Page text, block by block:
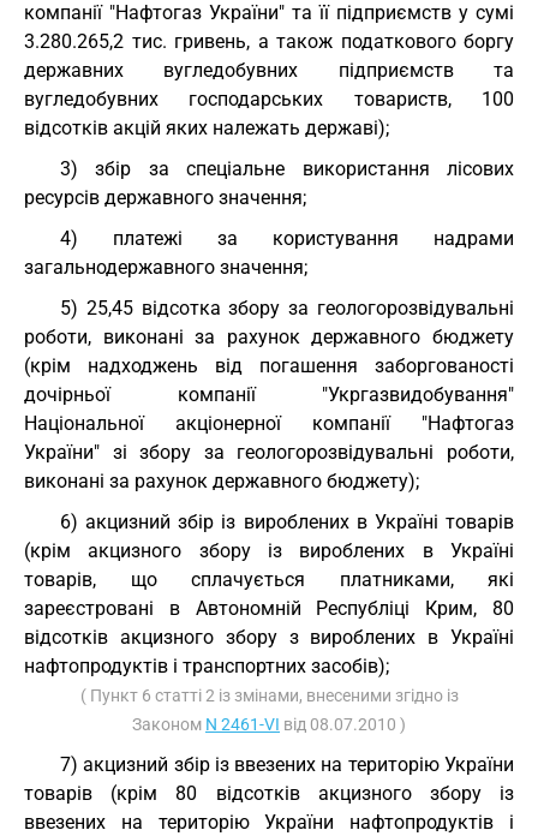
компанії "Нафтогаз України" та її підприємств у сумі
3.280.265,2 тис. гривень, а також податкового боргу
державних вугледобувних підприємств та
вугледобувних господарських товариств, 100
відсотків акцій яких належать державі);
3) збір за спеціальне використання лісових
ресурсів державного значення;
4) платежі за користування надрами
загальнодержавного значення;
5) 25,45 відсотка збору за геологорозвідувальні
роботи, виконані за рахунок державного бюджету
(крім надходжень від погашення заборгованості
дочірньої компанії "Укргазвидобування"
Національної акціонерної компанії "Нафтогаз
України" зі збору за геологорозвідувальні роботи,
виконані за рахунок державного бюджету);
6) акцизний збір із вироблених в Україні товарів
(крім акцизного збору із вироблених в Україні
товарів, що сплачується платниками, які
зареєстровані в Автономній Республіці Крим, 80
відсотків акцизного збору з вироблених в Україні
нафтопродуктів і транспортних засобів);
( Пункт 6 статті 2 із змінами, внесеними згідно із
Законом N 2461-VI від 08.07.2010 )
7) акцизний збір із ввезених на територію України
товарів (крім 80 відсотків акцизного збору із
ввезених на територію України нафтопродуктів і